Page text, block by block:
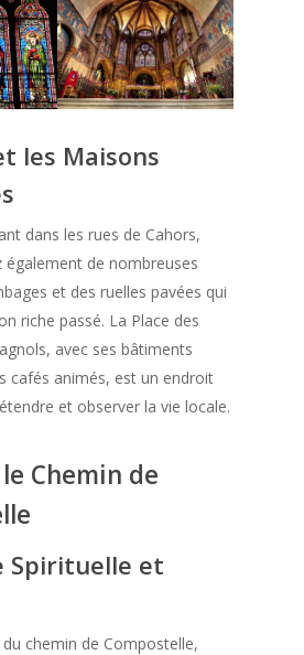
les Maisons
dans les rues de Cahors,
également de nombreuses
et des ruelles pavées qui
riche passé. La Place des
avec ses bâtiments
cafés animés, est un endroit
et observer la vie locale.
Chemin de
Spirituelle et
chemin de Compostelle,